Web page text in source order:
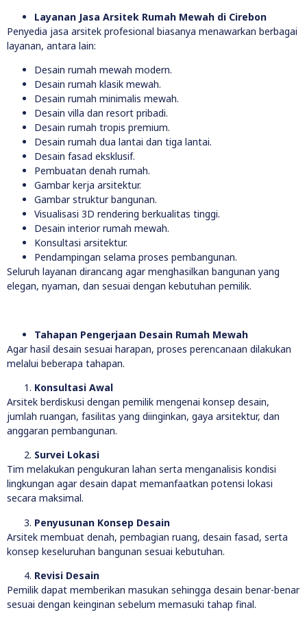
Layanan Jasa Arsitek Rumah Mewah di Cirebon
Penyedia jasa arsitek profesional biasanya menawarkan berbagai
layanan, antara lain:
Desain rumah mewah modern.
Desain rumah klasik mewah.
Desain rumah minimalis mewah.
Desain villa dan resort pribadi.
Desain rumah tropis premium.
Desain rumah dua lantai dan tiga lantai.
Desain fasad eksklusif.
Pembuatan denah rumah.
Gambar kerja arsitektur.
Gambar struktur bangunan.
Visualisasi 3D rendering berkualitas tinggi.
Desain interior rumah mewah.
Konsultasi arsitektur.
Pendampingan selama proses pembangunan.
Seluruh layanan dirancang agar menghasilkan bangunan yang
elegan, nyaman, dan sesuai dengan kebutuhan pemilik.
Tahapan Pengerjaan Desain Rumah Mewah
Agar hasil desain sesuai harapan, proses perencanaan dilakukan
melalui beberapa tahapan.
Konsultasi Awal
Arsitek berdiskusi dengan pemilik mengenai konsep desain,
jumlah ruangan, fasilitas yang diinginkan, gaya arsitektur, dan
anggaran pembangunan.
Survei Lokasi
Tim melakukan pengukuran lahan serta menganalisis kondisi
lingkungan agar desain dapat memanfaatkan potensi lokasi
secara maksimal.
Penyusunan Konsep Desain
Arsitek membuat denah, pembagian ruang, desain fasad, serta
konsep keseluruhan bangunan sesuai kebutuhan.
Revisi Desain
Pemilik dapat memberikan masukan sehingga desain benar-benar
sesuai dengan keinginan sebelum memasuki tahap final.